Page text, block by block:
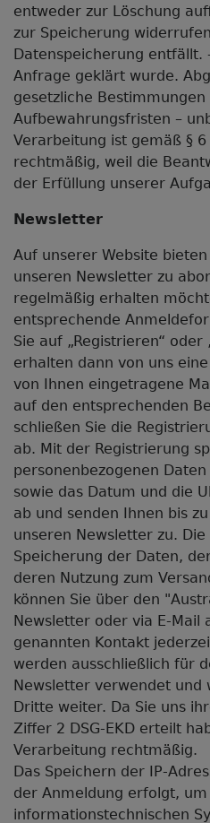
entweder zur Löschung
zur Speicherung
Datenspeicherung entfällt.
Anfrage geklärt wurde.
gesetzliche Bestimmungen
Aufbewahrungsfristen –
Verarbeitung ist gemäß § 6
rechtmäßig, weil die
der Erfüllung unserer
Newsletter
Auf unserer Website
unseren Newsletter zu
regelmäßig erhalten
entsprechende
Sie auf „Registrieren“ oder
erhalten dann von uns
von Ihnen eingetragene
auf den entsprechenden
schließen Sie die
ab. Mit der Registrierung
personenbezogenen Daten
sowie das Datum und die
ab und senden Ihnen bis
unseren Newsletter zu.
Speicherung der Daten,
deren Nutzung zum
können Sie über den
Newsletter oder via E-Mail
genannten Kontakt
werden ausschließlich für
Newsletter verwendet und
Dritte weiter. Da Sie uns
Ziffer 2 DSG-EKD erteilt
Verarbeitung rechtmäßig.
Das Speichern der IP-
der Anmeldung erfolgt,
informationstechnischen